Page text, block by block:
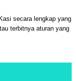
secara lengkap yang
terbitnya aturan yang